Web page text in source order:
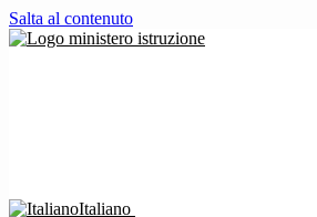
Salta al contenuto
Italiano